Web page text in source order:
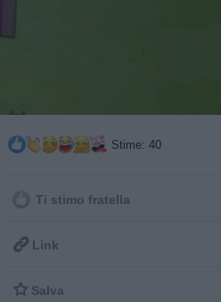
Stime: 40
Ti stimo fratella
 Link
 Salva